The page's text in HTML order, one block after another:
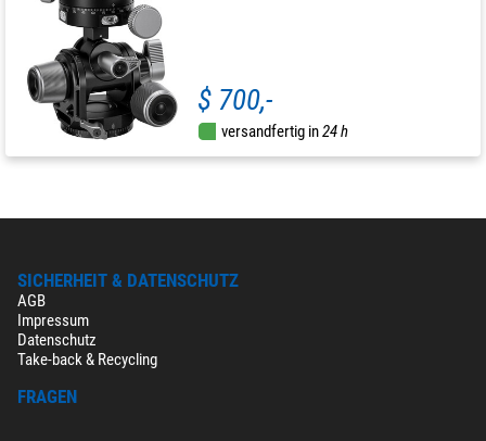
$ 700,-
versandfertig in24 h
SICHERHEIT & DATENSCHUTZ
AGB
Impressum
Datenschutz
Take-back & Recycling
FRAGEN